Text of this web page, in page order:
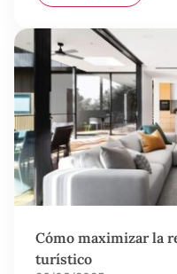
Cómo maximizar la
turístico